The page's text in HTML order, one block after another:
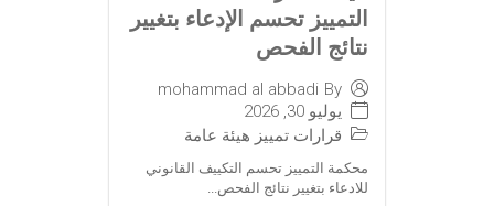
التمييز تحسم الإدعاء بتغيير
نتائج الفحص
By
mohammad al abbadi
يوليو 30, 2026
قرارات تمييز هيئة عامة
محكمة التمييز تحسم التكييف القانوني
للادعاء بتغيير نتائج الفحص...